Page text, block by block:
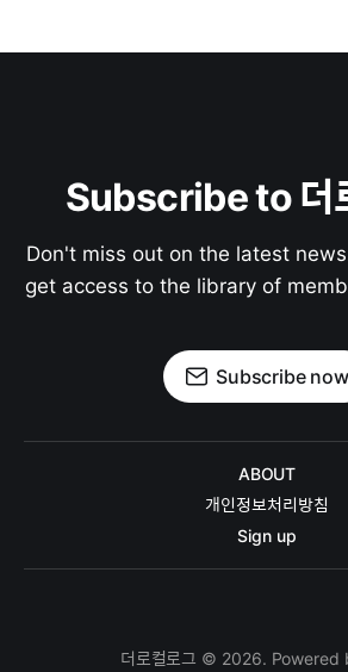
Subscribe to 더
Don't miss out on the latest
get access to the library of
Subscribe now
ABOUT
개인정보처리방침
Sign up
더로컬로그 © 2026. Powered